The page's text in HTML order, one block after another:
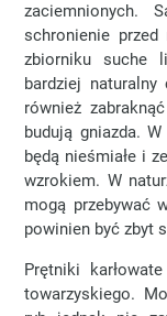
zaciemnionych.
schronienie przed
zbiorniku suche
bardziej
również
budują gniazda.
będą nieśmiałe i
wzrokiem. W
mogą przebywać
powinien być zbyt
Prętniki
towarzyskiego.